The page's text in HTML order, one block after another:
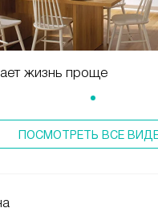
жизнь проще
ПОСМОТРЕТЬ ВСЕ